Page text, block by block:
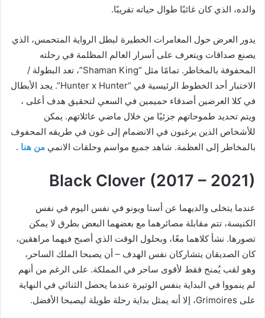
والده، الذي كان غائبًا طوال حياته تقريبًا.
يدور العرض حول المغامرات الخطيرة لبطل الرواية المتحمس، الذي
يصنع صداقات ويتعرف على أسرار العالم المظلمة في رحلته
المحفوفة بالمخاطر. تمامًا مثل “Shaman King”، تعد البطولة /
الاختبار أحد الخطوط الرئيسية في “Hunter x Hunter”. يجد الأبطال
في كلا العرضين أصدقاء حميمين في السعي لتحقيق هدف أعلى ،
ويتم تحديد طموحاتهم جزئيًا من خلال ماضي عائلاتهم. يمكن
للأشخاص الذين يرغبون في الانضمام إلى غون في طريقه المحفوف
بالمخاطر إلى العظمة. شاهد جميع مواسم وحلقات الانمي من هنا .
Black Clover (2017 – 2021)
عندما يتخلى والديهما عن أستا ويونو في نفس اليوم في نفس
الكنيسة، تتم مقابلة مصائرهما مع بعضهما البعض بطرق لا يمكن
تصورها. نشأ كلاهما معًا، وبحلول الوقت الذي أصبح فيهما مراهقين،
كان الصديقان يتشاركان نفس الهدف – أن يصبحا الملك الساحر،
وهو لقب يُمنح فقط لأقوى ساحر في المملكة. على الرغم من أنهم
لم ينمووا في البداية بنفس الوتيرة عندما يحصل الثنائي في النهاية
على Grimoires، إلا أنه يمثل بداية رحلة طويلة ليصبحا الأفضل.